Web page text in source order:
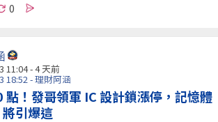
0
11:04 - 4 天前
18:52 - 理財阿涵
點！發哥領軍 IC 設計鎖漲停，記憶體
引爆這